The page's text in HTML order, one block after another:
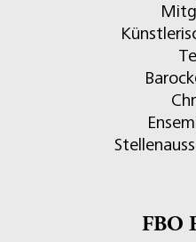
Barock
FBO